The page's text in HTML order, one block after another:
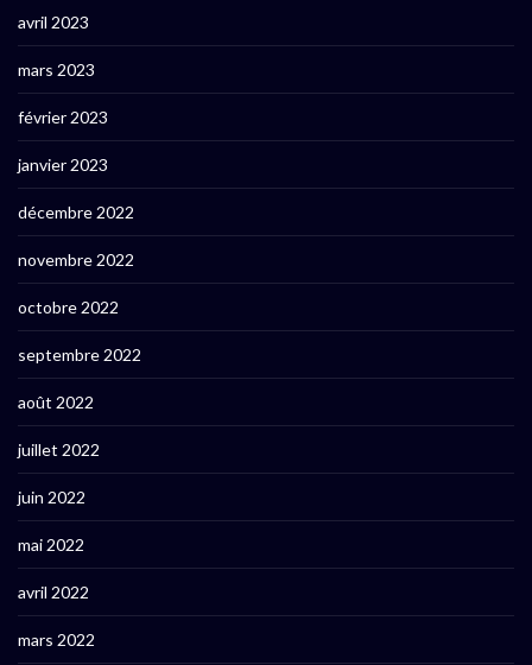
avril 2023
mars 2023
février 2023
janvier 2023
décembre 2022
novembre 2022
octobre 2022
septembre 2022
août 2022
juillet 2022
juin 2022
mai 2022
avril 2022
mars 2022